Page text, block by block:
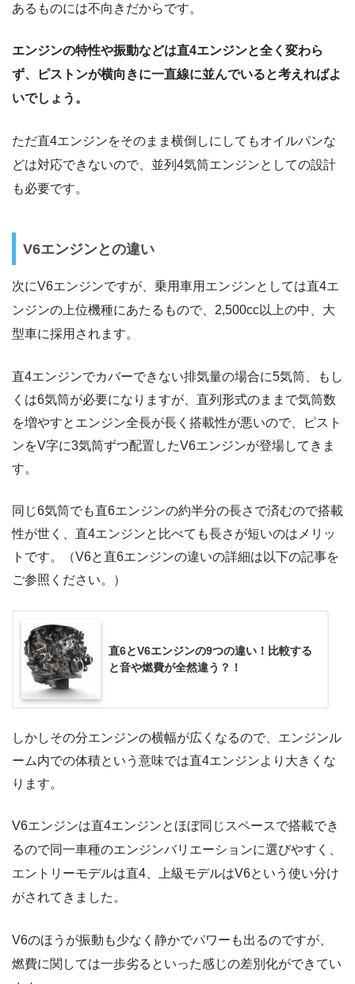
あるものには不向きだからです。
エンジンの特性や振動などは直4エンジンと全く変わら
ず、ピストンが横向きに一直線に並んでいると考えればよ
いでしょう。
ただ直4エンジンをそのまま横倒しにしてもオイルパンな
どは対応できないので、並列4気筒エンジンとしての設計
も必要です。
V6エンジンとの違い
次にV6エンジンですが、乗用車用エンジンとしては直4エ
ンジンの上位機種にあたるもので、2,500cc以上の中、大
型車に採用されます。
直4エンジンでカバーできない排気量の場合に5気筒、もし
くは6気筒が必要になりますが、直列形式のままで気筒数
を増やすとエンジン全長が長く搭載性が悪いので、ピスト
ンをV字に3気筒ずつ配置したV6エンジンが登場してきま
す。
同じ6気筒でも直6エンジンの約半分の長さで済むので搭載
性が世く、直4エンジンと比べても長さが短いのはメリッ
トです。（V6と直6エンジンの違いの詳細は以下の記事を
ご参照ください。）
直6とV6エンジンの9つの違い！比較する
と音や燃費が全然違う？！
しかしその分エンジンの横幅が広くなるので、エンジンル
ーム内での体積という意味では直4エンジンより大きくな
ります。
V6エンジンは直4エンジンとほぼ同じスペースで搭載でき
るので同一車種のエンジンバリエーションに選びやすく、
エントリーモデルは直4、上級モデルはV6という使い分け
がされてきました。
V6のほうが振動も少なく静かでパワーも出るのですが、
燃費に関しては一歩劣るといった感じの差別化ができてい